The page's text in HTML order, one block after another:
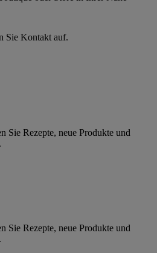
Sie Kontakt auf.
Sie Rezepte, neue Produkte und
Sie Rezepte, neue Produkte und